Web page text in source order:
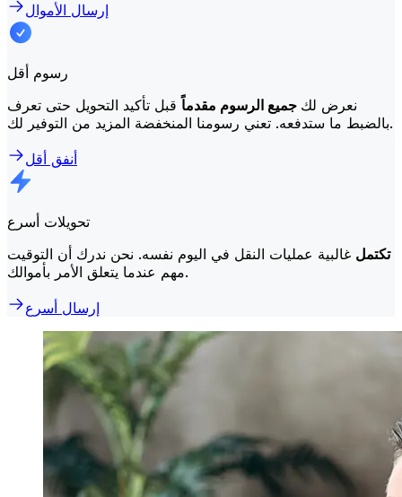
إرسال الأموال
رسوم أقل
نعرض لك جميع الرسوم مقدماًقبل تأكيد التحويل حتى تعرف
بالضبط ما ستدفعه. تعني رسومنا المنخفضة المزيد من التوفير لك.
أنفق أقل
تحويلات أسرع
تكتمل غالبية عمليات النقل في اليوم نفسه. نحن ندرك أن التوقيت
مهم عندما يتعلق الأمر بأموالك.
إرسال أسرع